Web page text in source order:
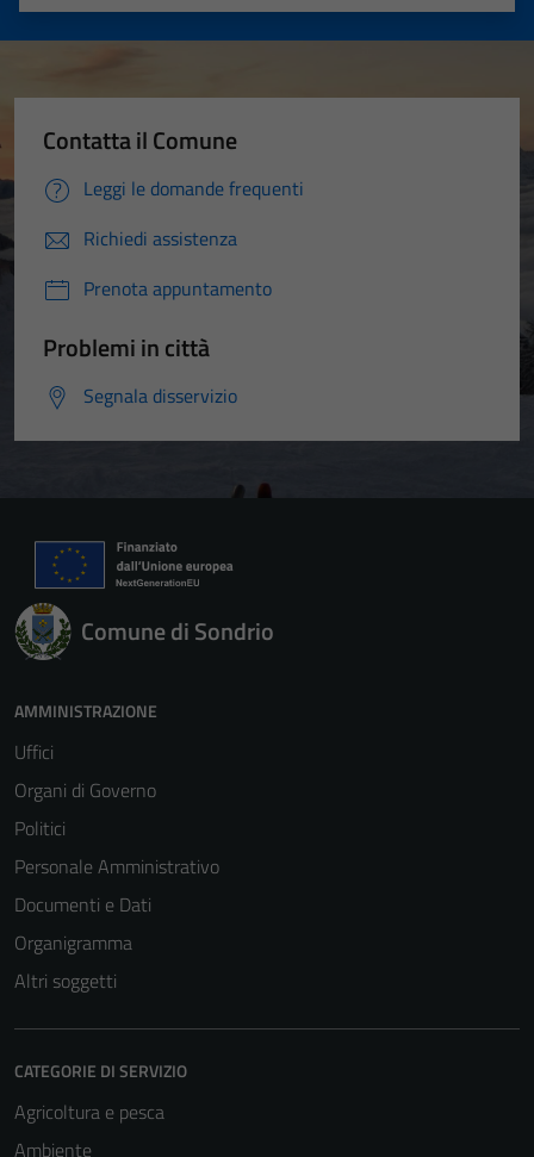
Valuta 5 stelle su 5
Valuta 4 stelle su 5
Valuta 3 stelle su 5
Valuta 2 stelle su 5
Valuta 1 stelle su 5
Contatta il Comune
Leggi le domande frequenti
Richiedi assistenza
Prenota appuntamento
Problemi in città
Segnala disservizio
Comune di Sondrio
AMMINISTRAZIONE
Uffici
Organi di Governo
Politici
Personale Amministrativo
Documenti e Dati
Organigramma
Altri soggetti
CATEGORIE DI SERVIZIO
Agricoltura e pesca
Ambiente